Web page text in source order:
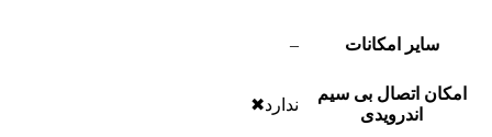
سایر امکانات –
امکان اتصال بی سیم
اندرویدی
ندارد✖